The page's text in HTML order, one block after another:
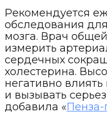
Рекомендуется
обследования
мозга. Врач
измерить
сердечных
холестерина.
негативно
и вызывать
добавила «Пенза-